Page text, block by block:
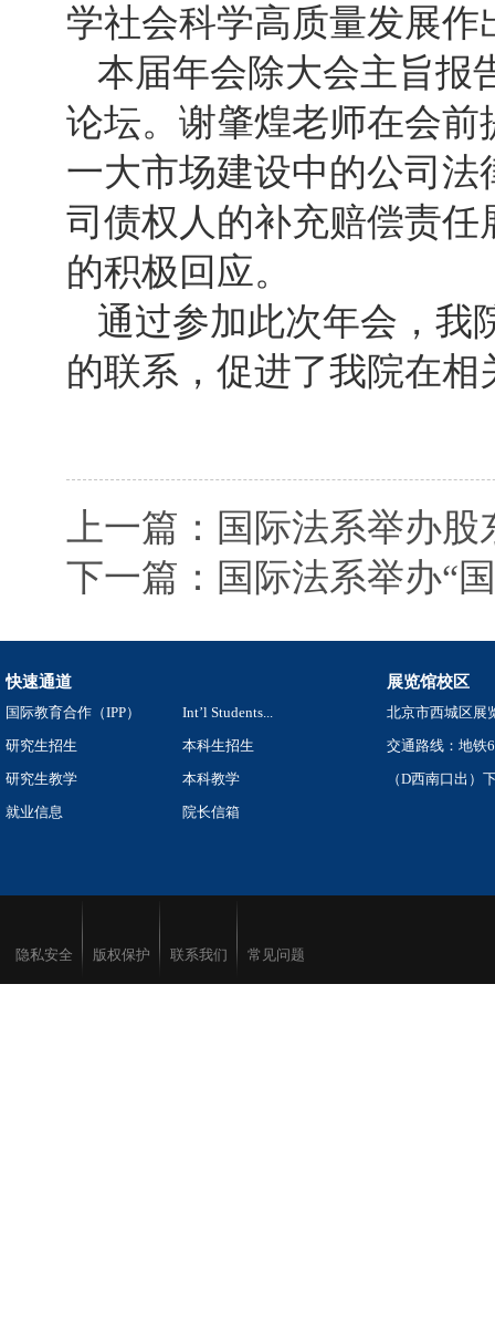
学社会科学高质量发展作
本届年会除大会主旨报
论坛。谢肇煌老师在会
一大市场建设中的公司
司债权人的补充赔偿责
的积极回应。
通过参加此次年会，我
的联系，促进了我院在
上一篇：国际法系举办
下一篇：国际法系举办“
快速通道
国际教育合作（IPP）
Int’l Students...
研究生招生
本科生招生
研究生教学
本科教学
就业信息
院长信箱
展览馆校区
北京市西城区展
交通路线：地铁
（D西南口出）
隐私安全 版权保护 联系我们 常见问题